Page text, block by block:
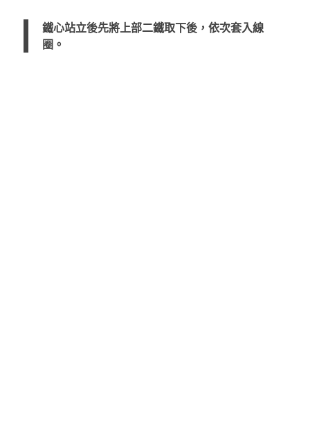
鐵心站立後先將上部二鐵取下後，依次套入線
圈。